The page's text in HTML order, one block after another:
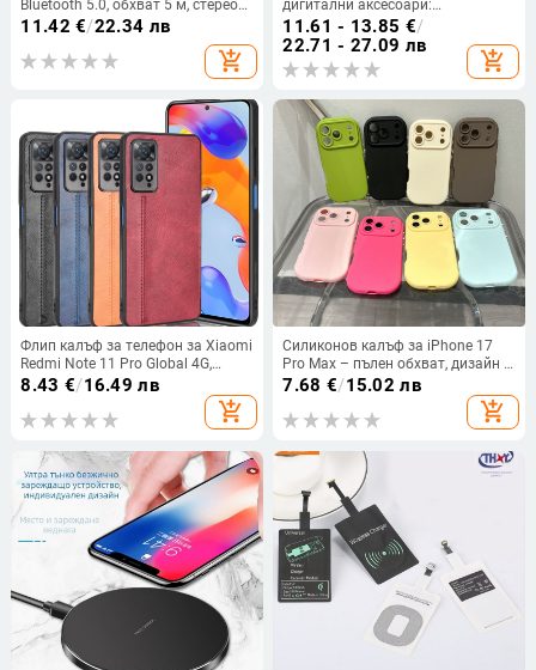
Bluetooth 5.0, обхват 5 м, стерео
звук с шумопотискане, мулти-
батерията 0–4 ч
11.42 €/22.34 лв
add_shopping_cart
дигитални аксесоари:
организатор за кабели и
зарядни, USB флаш памет и
слушалки.
11.61 - 13.85 €/
22.71 - 27.09 лв
add_shopping_cart
Флип калъф за телефон за Xiaomi
Redmi Note 11 Pro Global 4G,
имитационна кожа, бизнес стил
8.43 €/16.49 лв
add_shopping_cart
Силиконов калъф за iPhone 17
Pro Max – пълен обхват, дизайн с
кръгли бутони, прецизни отвори,
7.68 €/15.02 лв
add_shopping_cart